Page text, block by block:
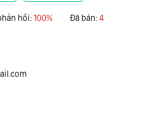
hổi:100% Đã bán:4